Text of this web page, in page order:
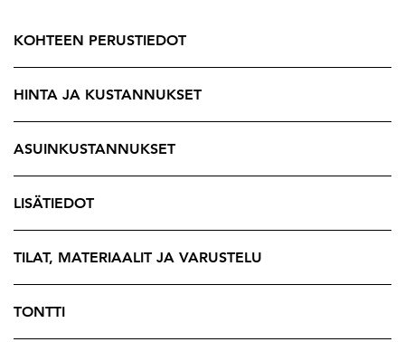
040 867 8166
peppi@strand.fi
KOHTEEN PERUSTIEDOT
HINTA JA KUSTANNUKSET
ASUINKUSTANNUKSET
LISÄTIEDOT
TILAT, MATERIAALIT JA VARUSTELU
TONTTI